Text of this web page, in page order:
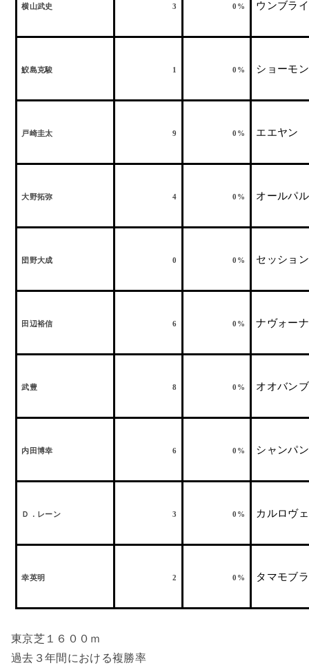
横山武史 3 0% ウンブラ
鮫島克駿 1 0% ショーモン
戸崎圭太 9 0% エエヤン
大野拓弥 4 0% オールパ
団野大成 0 0% セッション
田辺裕信 6 0% ナヴォーナ
武豊 8 0% オオバン
内田博幸 6 0% シャンパ
Ｄ．レーン 3 0% カルロヴ
幸英明 2 0% タマモブ
東京芝１６００ｍ
過去３年間における複勝率